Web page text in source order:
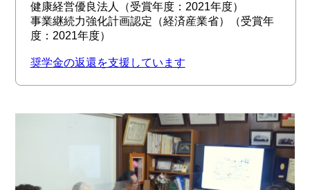
健康経営優良法人（受賞年度：2021年度）
事業継続力強化計画認定（経済産業省）（受賞年
度：2021年度）
奨学金の返還を支援しています